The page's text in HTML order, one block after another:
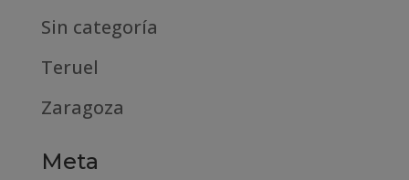
Sin categoría
Teruel
Zaragoza
Meta